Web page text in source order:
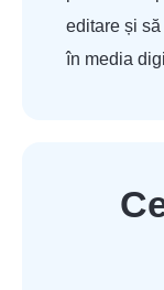
editare și
în media